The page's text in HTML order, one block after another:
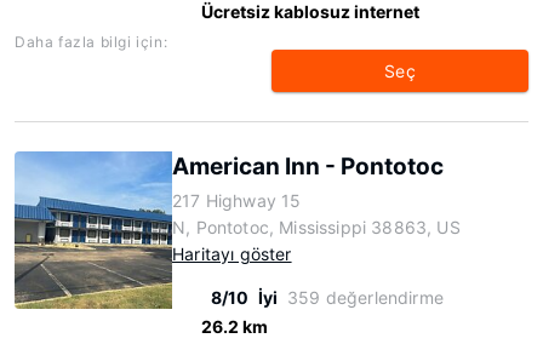
Ücretsiz kablosuz internet
Daha fazla bilgi için:
Seç
American Inn - Pontotoc
217 Highway 15
N, Pontotoc, Mississippi 38863, US
Haritayı göster
8/10 İyi 359 değerlendirme
26.2 km